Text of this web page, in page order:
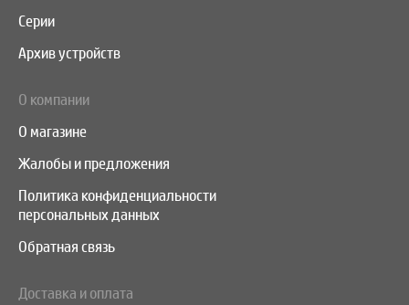
Серии
Архив устройств
О компании
О магазине
Жалобы и предложения
Политика конфиденциальности
персональных данных
Обратная связь
Доставка и оплата